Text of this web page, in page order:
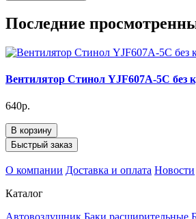
Последние
Вентилятор Стинол YJF607A-5C без
640р.
В корзину
Быстрый заказ
О компании Доставка и оплата Новости
Каталог